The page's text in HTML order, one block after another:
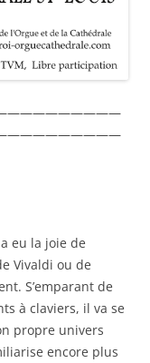
eu la joie de
Vivaldi ou de
S’emparant de
à claviers, il va se
propre univers
encore plus